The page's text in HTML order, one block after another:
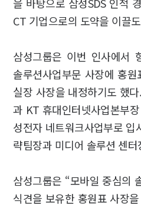
CT 기업으로의 도약을 이끌
삼성그룹은 이번 인사에서
솔루션사업부문 사장에 홍
실장 사장을 내정하기도 했
과 KT 휴대인터넷사업본부
성전자 네트워크사업부로 입
략팀장과 미디어 솔루션 센
삼성그룹은 “모바일 중심의
식견을 보유한 홍원표 사장